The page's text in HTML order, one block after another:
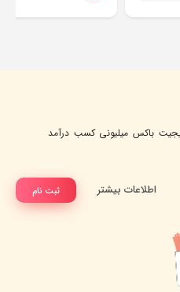
باکس میلیونی کسب درآمد
ثبت نام اطلاعات بیشتر